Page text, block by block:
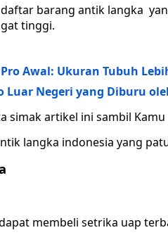
barang antik langka
tinggi.
Awal: Ukuran Tubuh
Luar Negeri yang Diburu
simak artikel ini sambil
langka indonesia yang
membeli setrika uap